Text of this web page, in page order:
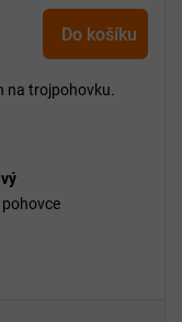
Do košíku
na trojpohovku.